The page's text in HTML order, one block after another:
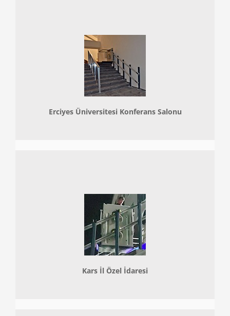
Erciyes Üniversitesi Konferans Salonu
Kars İl Özel İdaresi